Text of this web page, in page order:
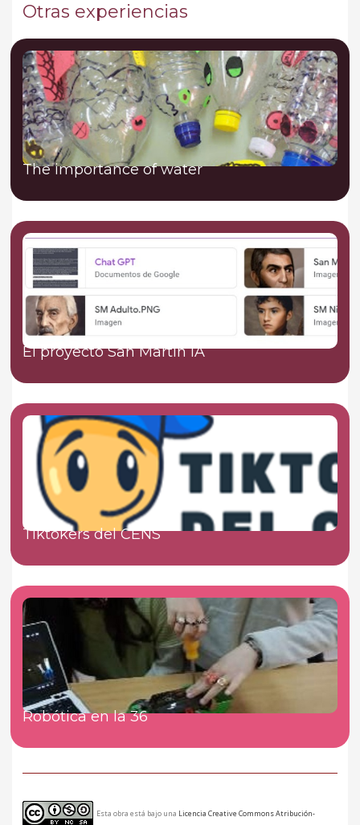
Otras experiencias
The importance of water
El proyecto San Martín IA
Tiktokers del CENS
Robótica en la 36
Esta obra está bajo una Licencia Creative Commons Atribución-